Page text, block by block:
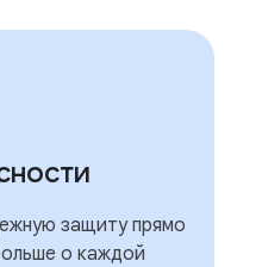
защиту прямо
о каждой